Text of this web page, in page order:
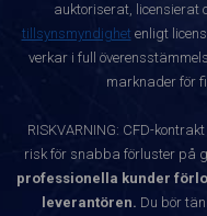
auktoriserat, licensierat
tillsynsmyndighetenligt
verkar i full
marknader för
RISKVARNING: CFD-
risk för snabba förluster på
professionella kunder
leverantören. Du bör